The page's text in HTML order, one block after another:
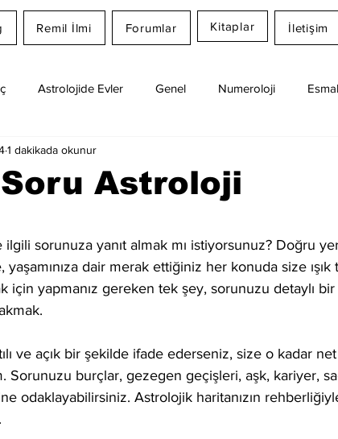
Remil İlmi Forumlar Kitaplar İletişim
Astrolojide Evler Genel Numeroloji
Burç Yorumları
Astroloji
1 dakikada okunur
ilgili sorunuza yanıt almak mı istiyorsunuz? Doğru
dair merak ettiğiniz her konuda size ışık
için yapmanız gereken tek şey, sorunuzu detaylı
ve açık bir şekilde ifade ederseniz, size o kadar
Sorunuzu burçlar, gezegen geçişleri, aşk, kariyer,
odaklayabilirsiniz. Astrolojik haritanızın